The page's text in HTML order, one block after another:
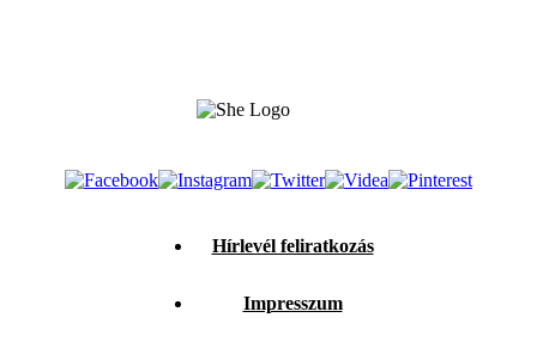
Hírlevél feliratkozás
Impresszum